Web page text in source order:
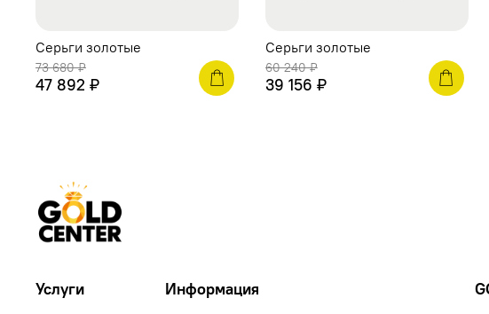
Серьги золотые
73 680 ₽
47 892 ₽
Серьги золотые
60 240 ₽
39 156 ₽
Услуги Информация